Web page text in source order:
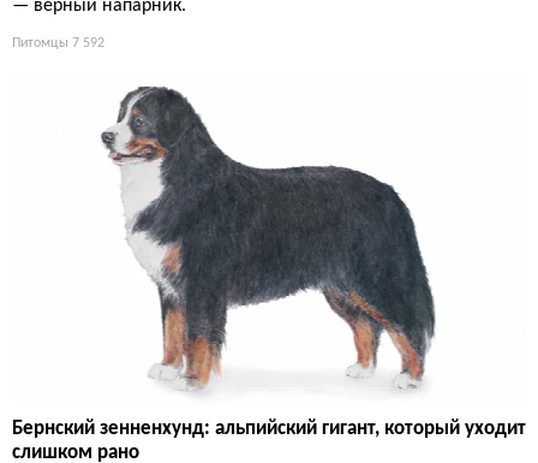
— верный напарник.
Питомцы 7 592
Бернский зенненхунд: альпийский гигант, который уходит
слишком рано